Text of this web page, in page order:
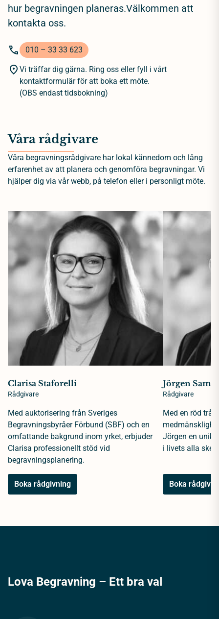
hur begravningen planeras.Välkommen att
kontakta oss.
010 – 33 33 623
Vi träffar dig gärna. Ring oss eller fyll i vårt
kontaktformulär för att boka ett möte.
(OBS endast tidsbokning)
Våra rådgivare
Våra begravningsrådgivare har lokal kännedom och lång
erfarenhet av att planera och genomföra begravningar. Vi
hjälper dig via vår webb, på telefon eller i personligt möte.
Clarisa Staforelli
Rådgivare
Med auktorisering från Sveriges
Begravningsbyråer Förbund (SBF) och en
omfattande bakgrund inom yrket, erbjuder
Clarisa professionellt stöd vid
begravningsplanering.
Boka rådgivning
Jörgen
Rådgivare
Med en röd
Jörgen en unik
i livets alla
Boka
Lova Begravning – Ett bra val